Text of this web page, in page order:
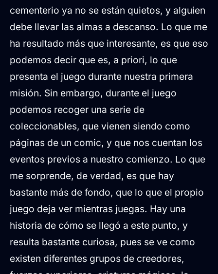
cementerio ya no se están quietos, y alguien
debe llevar las almas a descanso. Lo que me
ha resultado más que interesante, es que eso
podemos decir que es, a priori, lo que
presenta el juego durante nuestra primera
misión. Sin embargo, durante el juego
podemos recoger una serie de
coleccionables, que vienen siendo como
páginas de un comic, y que nos cuentan los
eventos previos a nuestro comienzo. Lo que
me sorprende, de verdad, es que hay
bastante más de fondo, que lo que el propio
juego deja ver mientras juegas. Hay una
historia de cómo se llegó a este punto, y
resulta bastante curiosa, pues se ve como
existen diferentes grupos de creedores,